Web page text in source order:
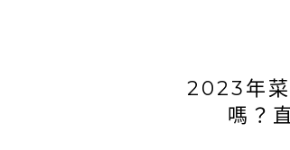
2023年菜
嗎？